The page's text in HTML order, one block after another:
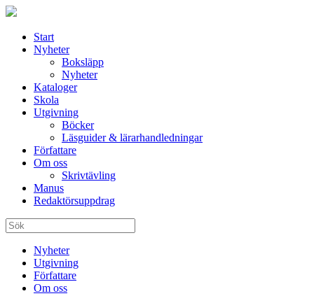
Start
Nyheter
Boksläpp
Nyheter
Kataloger
Skola
Utgivning
Böcker
Läsguider & lärarhandledningar
Författare
Om oss
Skrivtävling
Manus
Redaktörsuppdrag
Nyheter
Utgivning
Författare
Om oss